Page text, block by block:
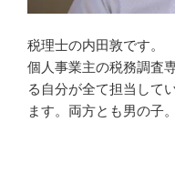
税理士の内田敦です。
個人事業主の税務調査
る自分が全て担当して
ます。両方とも男の子。